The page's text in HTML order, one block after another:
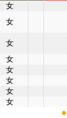
女
女
女
女
女
女
女
女
●